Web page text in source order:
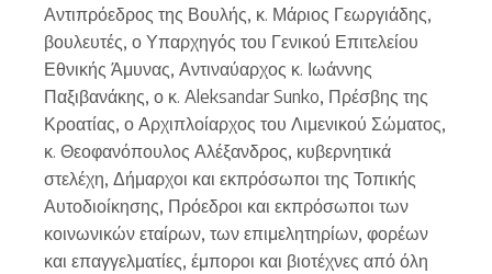
Αντιπρόεδρος της Βουλής, κ. Μάριος Γεωργιάδης,
βουλευτές, ο Υπαρχηγός του Γενικού Επιτελείου
Εθνικής Άμυνας, Αντιναύαρχος κ. Ιωάννης
Παξιβανάκης, ο κ. Aleksandar Sunko, Πρέσβης της
Κροατίας, ο Αρχιπλοίαρχος του Λιμενικού Σώματος,
κ. Θεοφανόπουλος Αλέξανδρος, κυβερνητικά
στελέχη, Δήμαρχοι και εκπρόσωποι της Τοπικής
Αυτοδιοίκησης, Πρόεδροι και εκπρόσωποι των
κοινωνικών εταίρων, των επιμελητηρίων, φορέων
και επαγγελματίες, έμποροι και βιοτέχνες από όλη